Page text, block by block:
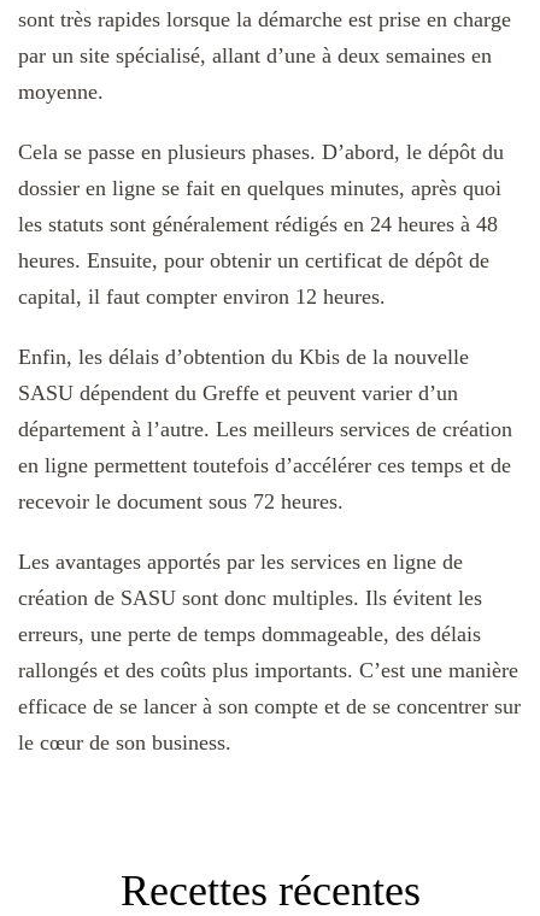
sont très rapides lorsque la démarche est prise en charge
par un site spécialisé, allant d’une à deux semaines en
moyenne.
Cela se passe en plusieurs phases. D’abord, le dépôt du
dossier en ligne se fait en quelques minutes, après quoi
les statuts sont généralement rédigés en 24 heures à 48
heures. Ensuite, pour obtenir un certificat de dépôt de
capital, il faut compter environ 12 heures.
Enfin, les délais d’obtention du Kbis de la nouvelle
SASU dépendent du Greffe et peuvent varier d’un
département à l’autre. Les meilleurs services de création
en ligne permettent toutefois d’accélérer ces temps et de
recevoir le document sous 72 heures.
Les avantages apportés par les services en ligne de
création de SASU sont donc multiples. Ils évitent les
erreurs, une perte de temps dommageable, des délais
rallongés et des coûts plus importants. C’est une manière
efficace de se lancer à son compte et de se concentrer sur
le cœur de son business.
Recettes récentes